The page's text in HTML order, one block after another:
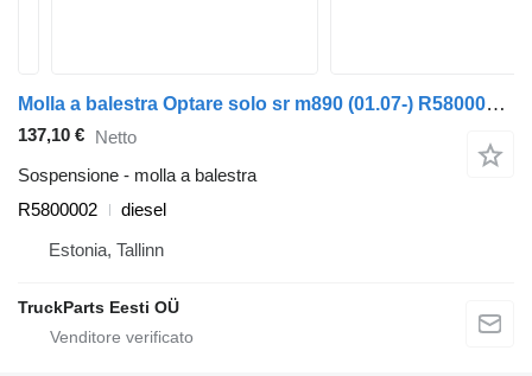
Molla a balestra Optare solo sr m890 (01.07-) R5800002 per autobus Optare Solo Sr, Tempo, Versa, Olymus, Toro (2004-)
137,10 € Netto
Sospensione - molla a balestra
R5800002
diesel
Estonia, Tallinn
TruckParts Eesti OÜ